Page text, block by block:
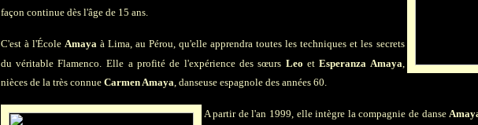
façon continue dès l'âge de 15 ans.
C'est à l'École Amayaà Lima, au Pérou, qu'elle apprendra toutes les techniques et les secrets
du véritable Flamenco. Elle a profité de l'expérience des sœurs Leo etEsperanza Amaya,
nièces de la très connue Carmen Amaya, danseuse espagnole des années 60.
A partir de l'an 1999, elle intègre la compagnie de danse